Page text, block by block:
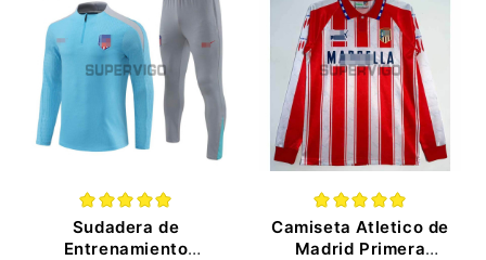
Sudadera de
Entrenamiento
Camiseta Atletico de
Madrid Primera